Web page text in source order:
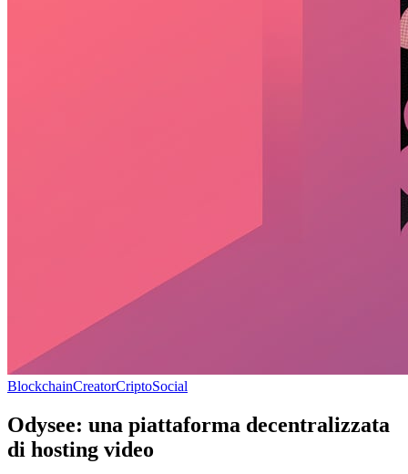
BlockchainCreatorCriptoSocial
Odysee: una piattaforma decentralizzata
di hosting video